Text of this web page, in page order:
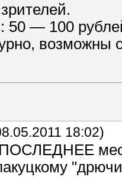
50 — 100
возможны
18:02)